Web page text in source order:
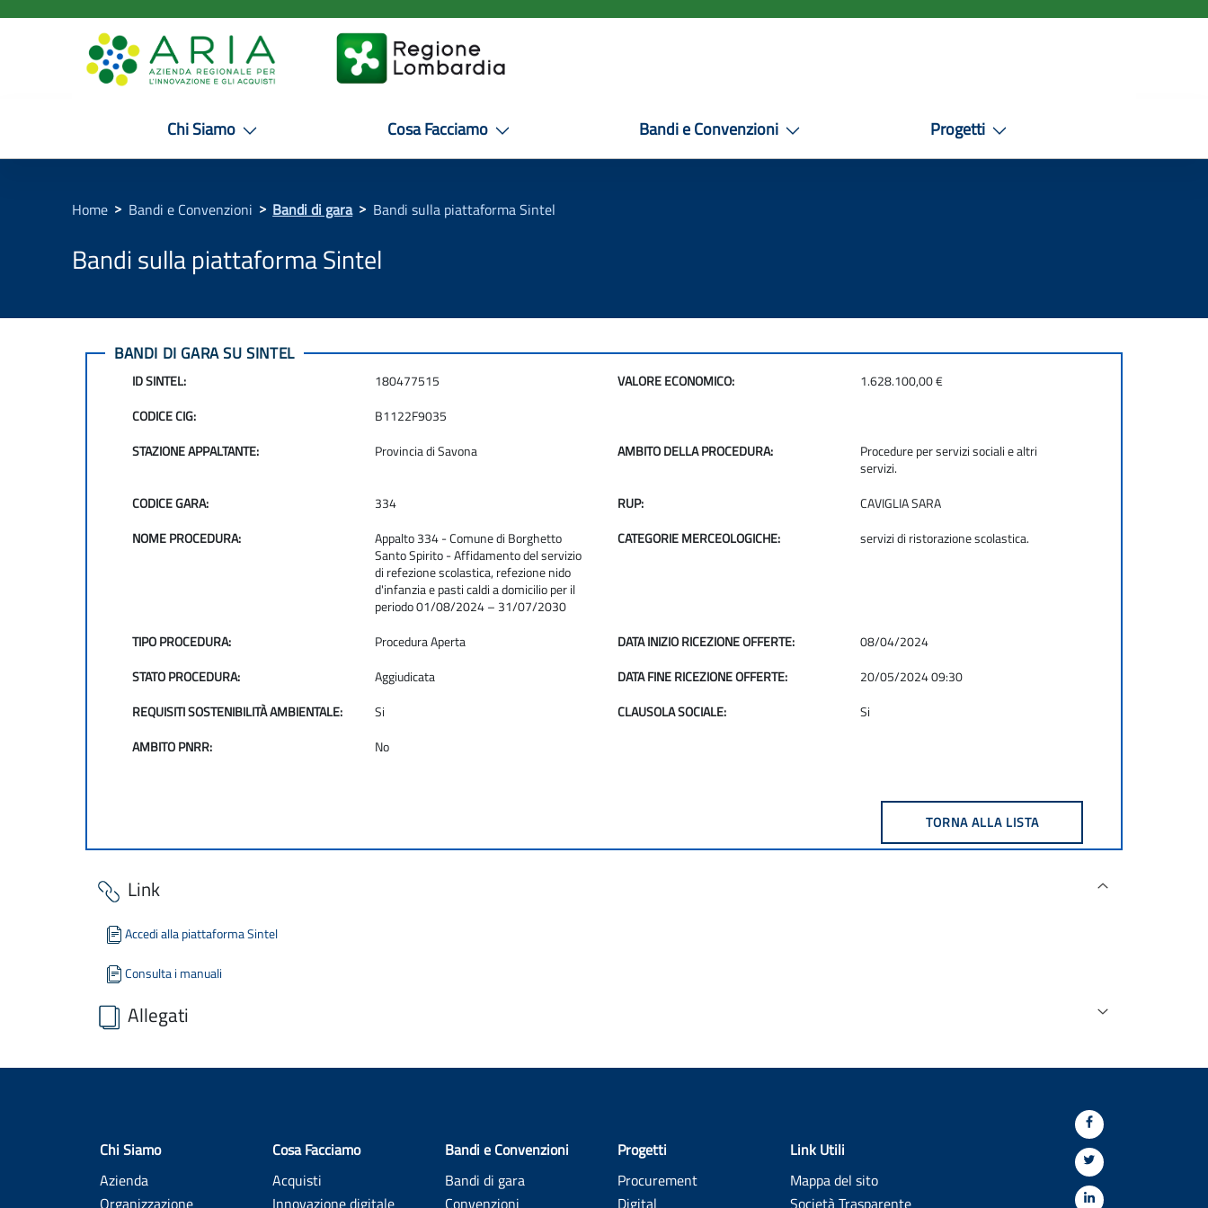
ARIA
Chi Siamo Cosa Facciamo Bandi e Convenzioni Progetti
Home > Bandi e Convenzioni > Bandi di gara > Bandi sulla piattaforma Sintel
Bandi sulla piattaforma Sintel
BANDI DI GARA SU SINTEL
ID SINTEL: 180477515 VALORE ECONOMICO:
1.628.100,00 €
CODICE CIG:
B1122F9035
STAZIONE APPALTANTE:
Provincia di Savona AMBITO DELLA PROCEDURA:
Procedure per servizi sociali e altri
servizi.
CODICE GARA:
334 RUP:
CAVIGLIA SARA
NOME PROCEDURA:
Appalto 334 - Comune di Borghetto
Santo Spirito - Affidamento del servizio
di refezione scolastica, refezione nido
d'infanzia e pasti caldi a domicilio per il
periodo 01/08/2024 – 31/07/2030
CATEGORIE MERCEOLOGICHE: servizi di ristorazione scolastica.
TIPO PROCEDURA: Procedura Aperta DATA INIZIO RICEZIONE OFFERTE:
08/04/2024
STATO PROCEDURA:
Aggiudicata DATA FINE RICEZIONE OFFERTE:
20/05/2024 09:30
REQUISITI SOSTENIBILITÀ AMBIENTALE:
Si CLAUSOLA SOCIALE:
Si
AMBITO PNRR:
No
Link
Accedi alla piattaforma Sintel
Consulta i manuali
Allegati
Tabelle dietetiche in uso.pdf
INVENTARIO ATTREZZATURE CENTRO COTTURA - REFETTORI - BORGHETTO S.SPIRITO.pdf
Chi Siamo
Azienda
Organizzazione
Cosa Facciamo
Acquisti
Innovazione digitale
Bandi e Convenzioni
Bandi di gara
Convenzioni
Progetti
Procurement
Digital
Link Utili
Mappa del sito
Società Trasparente